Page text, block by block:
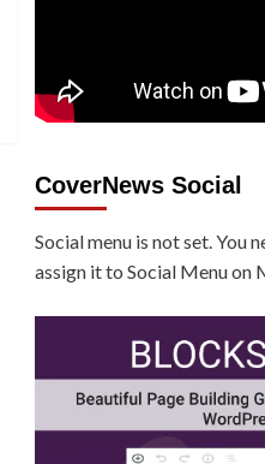
CoverNews Social
Social menu is not set. You
assign it to Social Menu on